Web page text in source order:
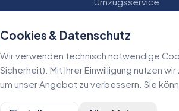
Cookies & Datenschutz
Wir verwenden technisch notwendige
Sicherheit). Mit Ihrer Einwilligung nutzen
um unser Angebot zu verbessern. Sie